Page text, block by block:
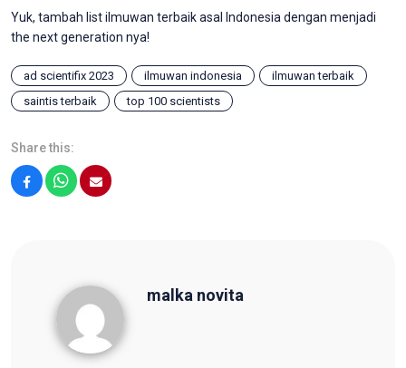
Yuk, tambah list ilmuwan terbaik asal Indonesia dengan menjadi
the next generation nya!
ad scientifix 2023 ilmuwan indonesia
ilmuwan terbaik
saintis terbaik
top 100 scientists
Share this:
malka novita